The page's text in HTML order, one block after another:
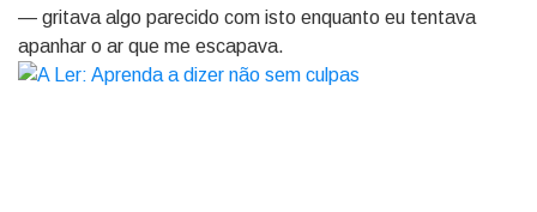
— gritava algo parecido com isto enquanto eu tentava
apanhar o ar que me escapava.